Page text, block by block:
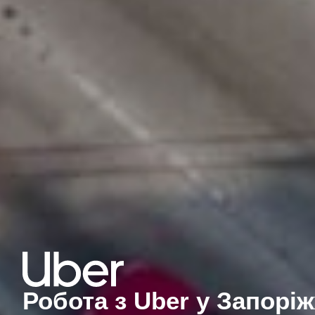
Робота з Uber у